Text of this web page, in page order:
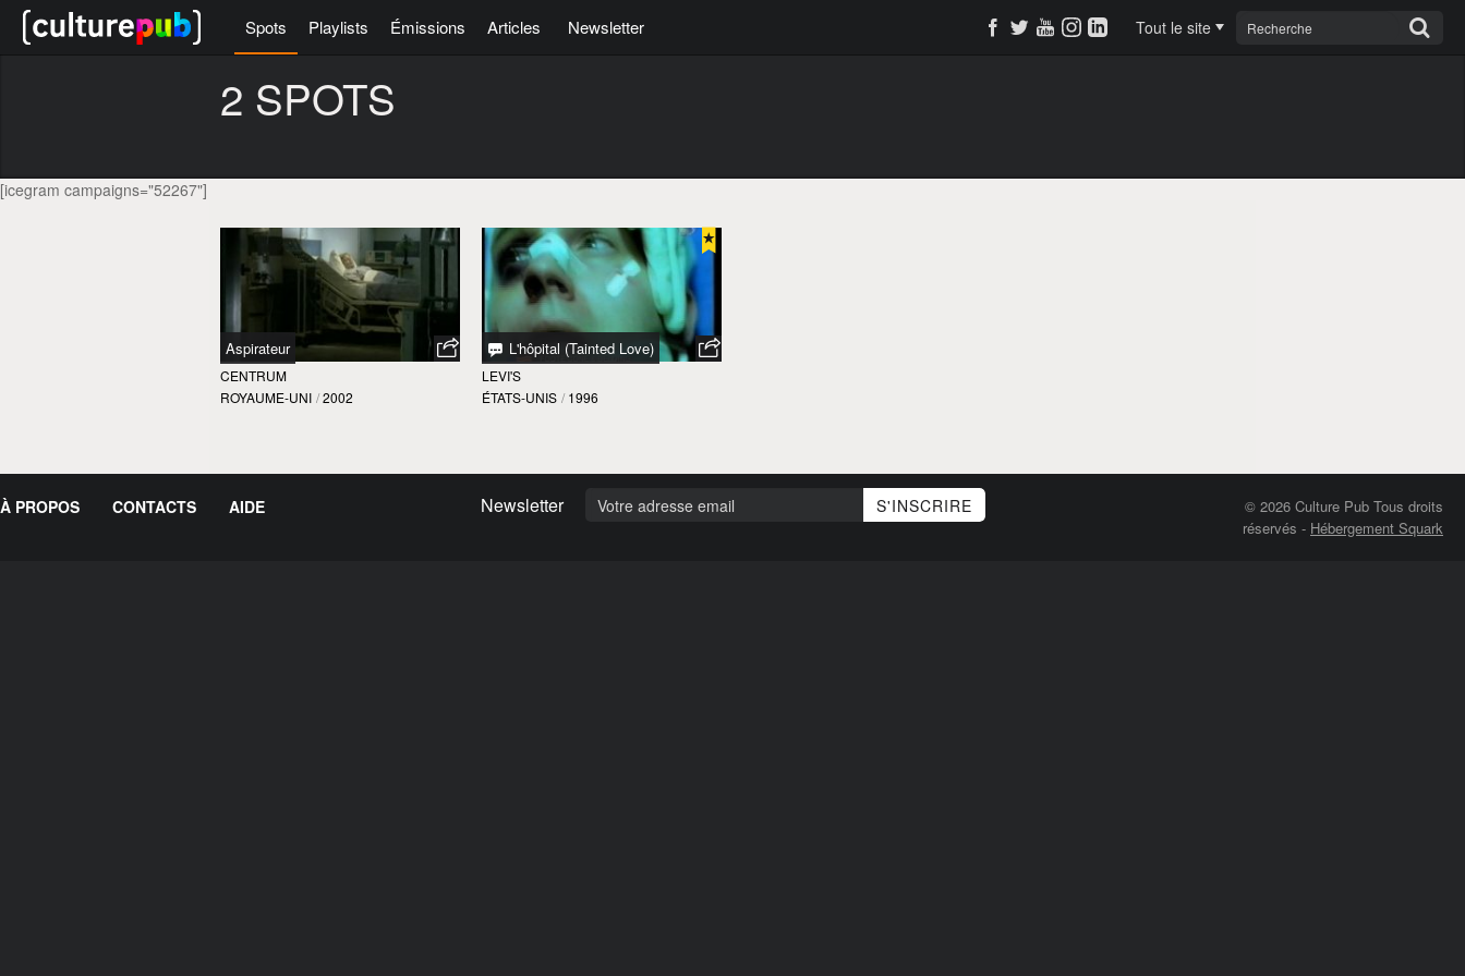
Spots Playlists Émissions Articles Newsletter Tout le site
2 SPOTS
[icegram campaigns="52267"]
Aspirateur
CENTRUM
ROYAUME-UNI / 2002
L'hôpital (Tainted Love)
LEVI'S
ÉTATS-UNIS / 1996
À PROPOS CONTACTS AIDE Newsletter
© 2026 Culture Pub Tous droits
réservés - Hébergement Squark